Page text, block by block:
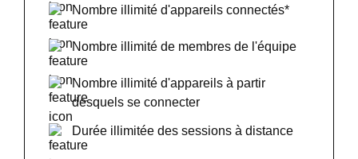
Nombre illimité d'appareils connectés*
Nombre illimité de membres de l'équipe
Nombre illimité d'appareils à partir
desquels se connecter
Durée illimitée des sessions à distance